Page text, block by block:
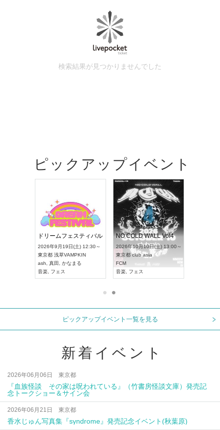
検索結果が見つかりませんでした
ピックアップイベント
ドリームフェスティバル
2026年9月19日(土) 12:30～
東京都 浅草VAMPKIN
ash
真田
かなまる
音楽
フェス
NO COLD WALL Vol4
2026年10月10日(土) 13:00～
東京都 club asia
FCM
音楽
フェス
ピックアップイベント一覧を見る
新着イベント
2026年06月06日 東京都
『血族怪談 その家は呪われている』（竹書房怪談文庫）発売記
念トークショー＆サイン会
2026年06月21日 東京都
香水じゅん写真集『syndrome』発売記念イベント(秋葉原)